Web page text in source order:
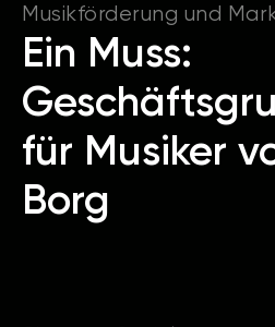
Musikförderung und
Ein Muss:
für Musiker
Borg